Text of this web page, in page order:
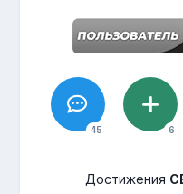
45 6
Достижения